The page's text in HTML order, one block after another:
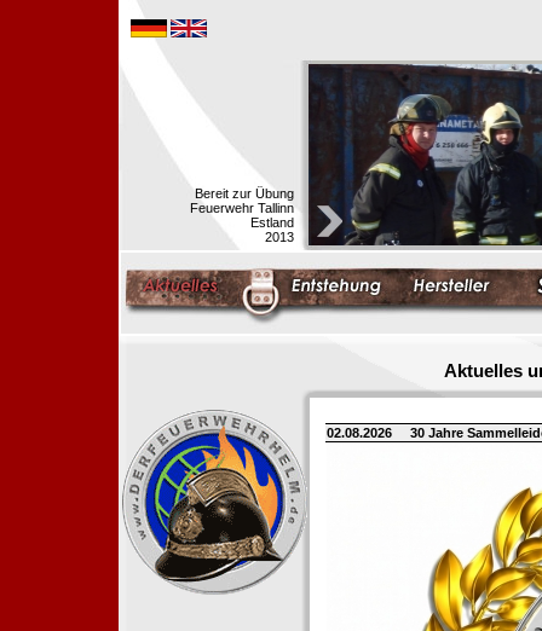
Bereit zur Übung
Feuerwehr Tallinn
Estland
2013
Aktuelles
02.08.2026 30 Jahre